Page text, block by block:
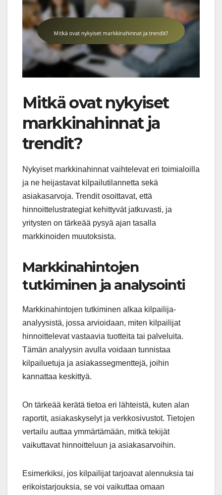
Mitkä ovat nykyiset
markkinahinnat ja
trendit?
Nykyiset markkinahinnat vaihtelevat eri toimialoilla
ja ne heijastavat kilpailutilannetta sekä
asiakasarvoja. Trendit osoittavat, että
hinnoittelustrategiat kehittyvät jatkuvasti, ja
yritysten on tärkeää pysyä ajan tasalla
markkinoiden muutoksista.
Markkinahintojen
tutkiminen ja analysointi
Markkinahintojen tutkiminen alkaa kilpailija-
analyysistä, jossa arvioidaan, miten kilpailijat
hinnoittelevat vastaavia tuotteita tai palveluita.
Tämän analyysin avulla voidaan tunnistaa
kilpailuetuja ja asiakassegmenttejä, joihin
kannattaa keskittyä.
On tärkeää kerätä tietoa eri lähteistä, kuten alan
raportit, asiakaskyselyt ja verkkosivustot. Tietojen
vertailu auttaa ymmärtämään, mitkä tekijät
vaikuttavat hinnoitteluun ja asiakasarvoihin.
Esimerkiksi, jos kilpailijat tarjoavat alennuksia tai
erikoistarjouksia, se voi vaikuttaa omaan